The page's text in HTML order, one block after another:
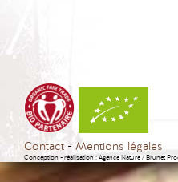
Contact Mentions légales
Conception - réalisation :Agence Nature/Brunet